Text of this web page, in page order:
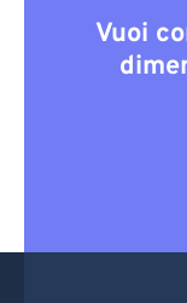
Vuoi